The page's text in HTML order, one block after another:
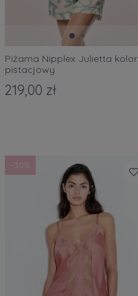
Piżama Nipplex Julietta kolor
pistacjowy
219,00 zł
-30%